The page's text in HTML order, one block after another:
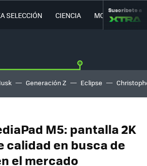
SELECCIÓN CIENCIA MOVILIDAD
Suscríbete a
Generación Z Eclipse
M5: pantalla 2K
calidad en busca de
el mercado